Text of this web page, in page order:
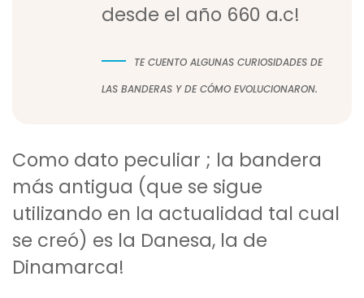
desde el año 660 a.c!
TE CUENTO ALGUNAS CURIOSIDADES DE
LAS BANDERAS Y DE CÓMO EVOLUCIONARON.
Como dato peculiar ; la bandera
más antigua (que se sigue
utilizando en la actualidad tal cual
se creó) es la Danesa, la de
Dinamarca!